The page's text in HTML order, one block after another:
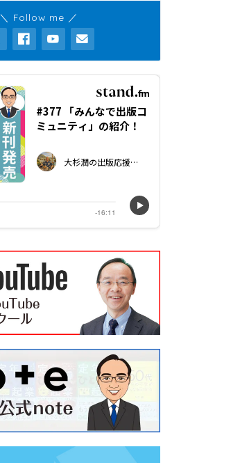
＼ Follow me ／